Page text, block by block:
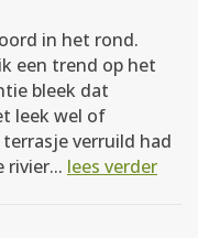
in het rond.
een trend op het
bleek dat
leek wel of
verruild had
rivier... lees verder